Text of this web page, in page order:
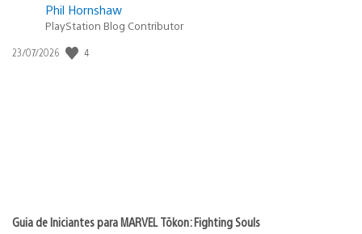
Phil Hornshaw
PlayStation Blog Contributor
Data
23/07/2026 4
Guia de Iniciantes para MARVEL Tōkon: Fighting Souls